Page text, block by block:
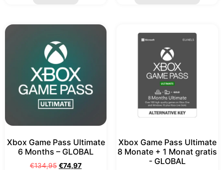
Xbox Game Pass Ultimate
6 Months – GLOBAL
€134,95 €74,97
Xbox Game Pass Ultimate
8 Monate + 1 Monat gratis
- GLOBAL